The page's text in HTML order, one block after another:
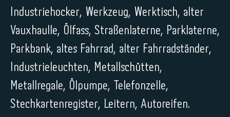
Industriehocker, Werkzeug, Werktisch, alter
Vauxhaulle, Ölfass, Straßenlaterne, Parklaterne,
Parkbank, altes Fahrrad, alter Fahrradständer,
Industrieleuchten, Metallschütten,
Metallregale, Ölpumpe, Telefonzelle,
Stechkartenregister, Leitern, Autoreifen.